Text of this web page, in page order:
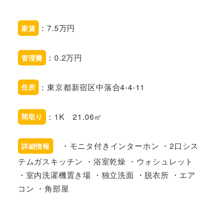
家賃 ：7.5万円
管理費 ：0.2万円
住所 ：東京都新宿区中落合4-4-11
間取り ：1K 21.06㎡
詳細情報
・モニタ付きインターホン ・2口シス
テムガスキッチン ・浴室乾燥 ・ウォシュレット
・室内洗濯機置き場 ・独立洗面 ・脱衣所 ・エア
コン ・角部屋